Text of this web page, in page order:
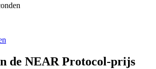
de NEAR Protocol-prijs